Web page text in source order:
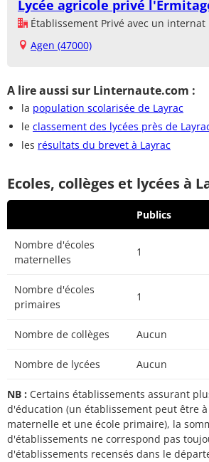
Lycée agricole privé
Établissement Privé avec un internat
Agen (47000)
A lire aussi sur Linternaute.com :
la population scolarisée de Layrac
le classement des lycées près de
les résultats du brevet à Layrac
Ecoles, collèges et lycées à
Publics
Nombre d'écoles
maternelles
1
Nombre d'écoles
primaires
1
Nombre de collèges Aucun
Nombre de lycées Aucun
NB : Certains établissements assurant
d'éducation (un établissement peut être
maternelle et une école primaire), la
d'établissements ne correspond pas
d'établissements recensés dans le